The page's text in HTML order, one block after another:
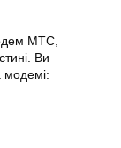
МТС,
Ви
модемі: